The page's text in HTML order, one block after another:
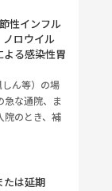
性インフル
ノロウイル
よる感染性胃
ん等）の場
急な通院、ま
院のとき、補
たは延期